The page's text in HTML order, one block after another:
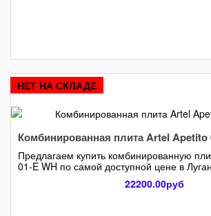
НЕТ НА СКЛАДЕ
Комбинированная плита Artel Apetito
Предлагаем купить комбинированную
01-E WH по самой доступной цене в
22200.00руб